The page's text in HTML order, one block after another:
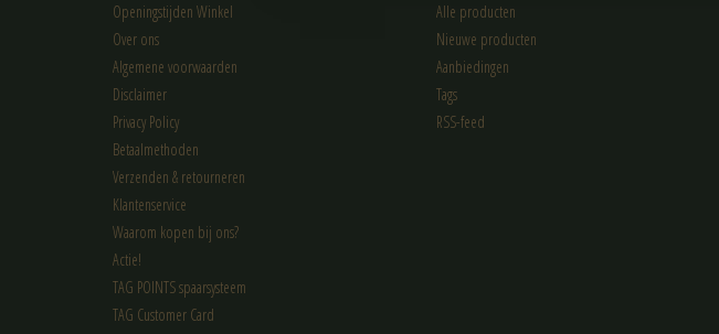
Openingstijden Winkel
Over ons
Algemene voorwaarden
Disclaimer
Privacy Policy
Betaalmethoden
Verzenden & retourneren
Klantenservice
Waarom kopen bij ons?
Actie!
TAG POINTS spaarsysteem
TAG Customer Card
Alle producten
Nieuwe producten
Aanbiedingen
Tags
RSS-feed